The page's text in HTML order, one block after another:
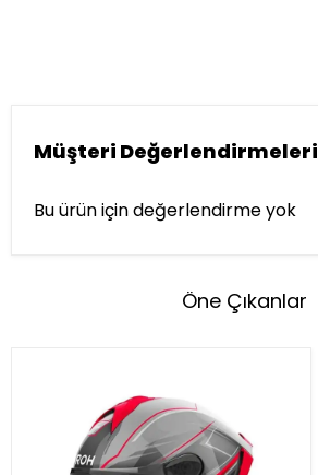
Müşteri Değerlendirmeleri
Bu ürün için değerlendirme yok
Öne Çıkanlar